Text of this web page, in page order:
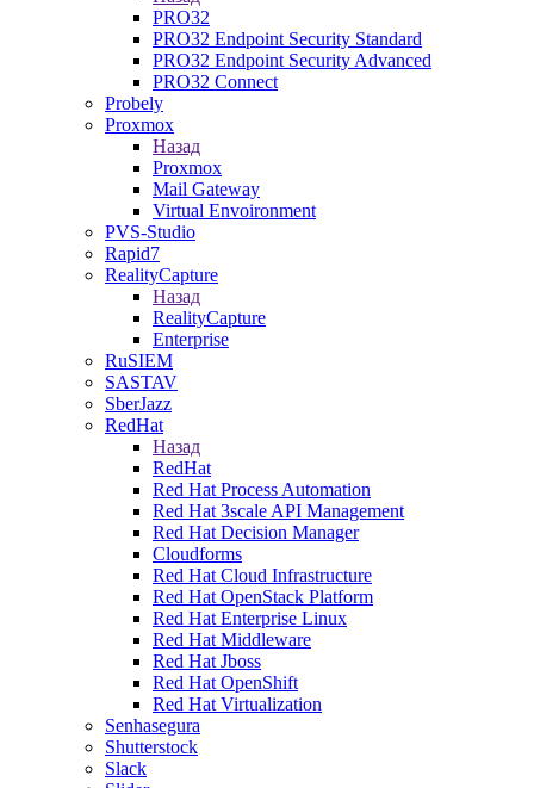
PRO32
PRO32 Endpoint Security Standard
PRO32 Endpoint Security Advanced
PRO32 Connect
Probely
Proxmox
Назад
Proxmox
Mail Gateway
Virtual Envoironment
PVS-Studio
Rapid7
RealityCapture
Назад
RealityCapture
Enterprise
RuSIEM
SASTAV
SberJazz
RedHat
Назад
RedHat
Red Hat Process Automation
Red Hat 3scale API Management
Red Hat Decision Manager
Cloudforms
Red Hat Cloud Infrastructure
Red Hat OpenStack Platform
Red Hat Enterprise Linux
Red Hat Middleware
Red Hat Jboss
Red Hat OpenShift
Red Hat Virtualization
Senhasegura
Shutterstock
Slack